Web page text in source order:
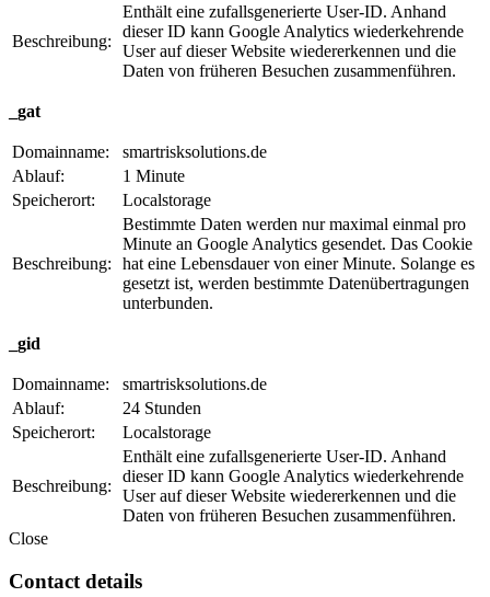
Beschreibung:
Enthält eine zufallsgenerierte User-ID. Anhand
dieser ID kann Google Analytics wiederkehrende
User auf dieser Website wiedererkennen und die
Daten von früheren Besuchen zusammenführen.
_gat
Domainname:
smartrisksolutions.de
Ablauf:
1 Minute
Speicherort:
Localstorage
Beschreibung:
Bestimmte Daten werden nur maximal einmal pro
Minute an Google Analytics gesendet. Das Cookie
hat eine Lebensdauer von einer Minute. Solange es
gesetzt ist, werden bestimmte Datenübertragungen
unterbunden.
_gid
Domainname:
smartrisksolutions.de
Ablauf:
24 Stunden
Speicherort:
Localstorage
Beschreibung:
Enthält eine zufallsgenerierte User-ID. Anhand
dieser ID kann Google Analytics wiederkehrende
User auf dieser Website wiedererkennen und die
Daten von früheren Besuchen zusammenführen.
Close
Contact details